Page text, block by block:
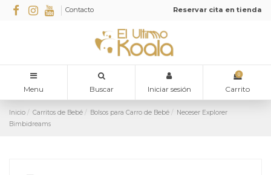
Contacto Reservar cita en tienda
Menu Buscar Iniciar sesión
0
Carrito
Inicio Carritos de Bebé Bolsos para Carro de Bebé
Neceser Explorer
Bimbidreams